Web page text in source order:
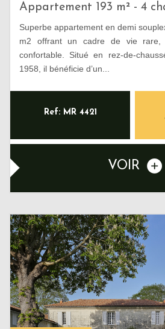
Appartement 193 m² - 4
Superbe appartement en demi
m2 offrant un cadre de vie
confortable. Situé en rez-de-
1958, il bénéficie d’un...
Ref: MR 4421
VOIR